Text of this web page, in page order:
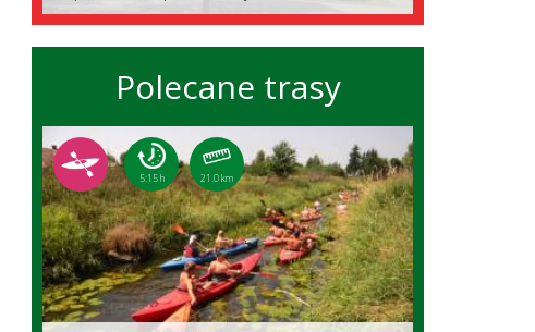
Polecane trasy
5:15 h 21.0 km